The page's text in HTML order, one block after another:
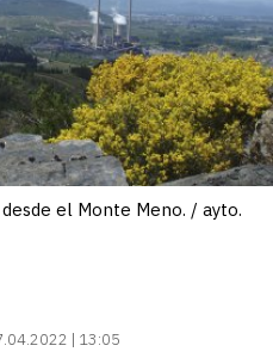
el Monte Meno. / ayto.
| 13:05